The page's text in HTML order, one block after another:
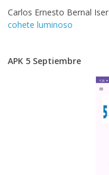
Carlos Ernesto Bernal Iser
cohete luminoso
APK 5 Septiembre